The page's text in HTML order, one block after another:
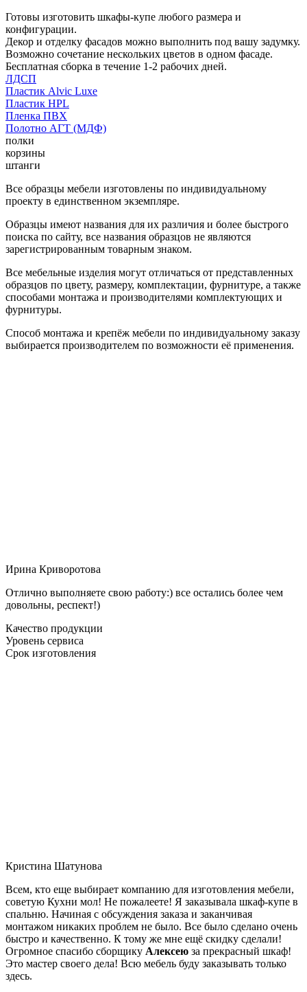
Готовы изготовить шкафы-купе любого размера и
конфигурации.
Декор и отделку фасадов можно выполнить под вашу задумку.
Возможно сочетание нескольких цветов в одном фасаде.
Бесплатная сборка в течение 1-2 рабочих дней.
ЛДСП
Пластик Alvic Luxe
Пластик HPL
Пленка ПВХ
Полотно АГТ (МДФ)
полки
корзины
штанги
Все образцы мебели изготовлены по индивидуальному
проекту в единственном экземпляре.
Образцы имеют названия для их различия и более быстрого
поиска по сайту, все названия образцов не являются
зарегистрированным товарным знаком.
Все мебельные изделия могут отличаться от представленных
образцов по цвету, размеру, комплектации, фурнитуре, а также
способами монтажа и производителями комплектующих и
фурнитуры.
Способ монтажа и крепёж мебели по индивидуальному заказу
выбирается производителем по возможности её применения.
Ирина Криворотова
Отлично выполняете свою работу:) все остались более чем
довольны, респект!)
Качество продукции
Уровень сервиса
Срок изготовления
Кристина Шатунова
Всем, кто еще выбирает компанию для изготовления мебели,
советую Кухни мол! Не пожалеете! Я заказывала шкаф-купе в
спальню. Начиная с обсуждения заказа и заканчивая
монтажом никаких проблем не было. Все было сделано очень
быстро и качественно. К тому же мне ещё скидку сделали!
Огромное спасибо сборщику Алексею за прекрасный шкаф!
Это мастер своего дела! Всю мебель буду заказывать только
здесь.